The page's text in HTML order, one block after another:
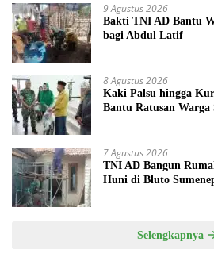
9 Agustus 2026
Bakti TNI AD Bantu
bagi Abdul Latif
8 Agustus 2026
Kaki Palsu hingga
Bantu Ratusan Warga
7 Agustus 2026
TNI AD Bangun
Huni di Bluto
Selengkapnya